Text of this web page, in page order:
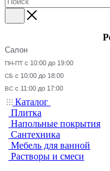
Салон
ПН-ПТ с 10:00 до 19:00
СБ с 10:00 до 18:00
ВС с 11:00 до 17:00
Каталог
Плитка
Напольные покрытия
Сантехника
Мебель для ванной
Растворы и смеси